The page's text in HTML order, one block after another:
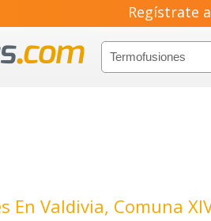
Regístrate
En Valdivia, Comuna